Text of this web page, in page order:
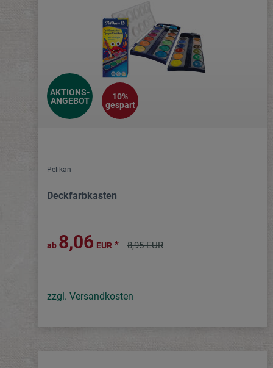
AKTIONS-
ANGEBOT
10%
gespart
Pelikan
Deckfarbkasten
ab 8,06 EUR * 8,95 EUR
zzgl. Versandkosten